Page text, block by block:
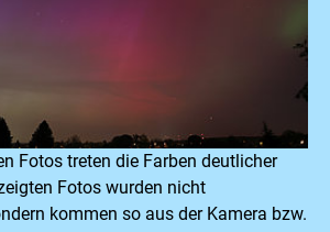
Fotos treten die Farben deutlicher
Fotos wurden nicht
kommen so aus der Kamera bzw.